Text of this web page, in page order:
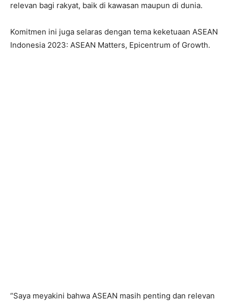
relevan bagi rakyat, baik di kawasan maupun di dunia.
Komitmen ini juga selaras dengan tema keketuaan ASEAN
Indonesia 2023: ASEAN Matters, Epicentrum of Growth.
“Saya meyakini bahwa ASEAN masih penting dan relevan